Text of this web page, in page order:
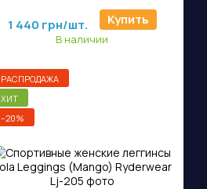
1 440 грн/шт. Купить
В наличии
РАСПРОДАЖА
ХИТ
−20%